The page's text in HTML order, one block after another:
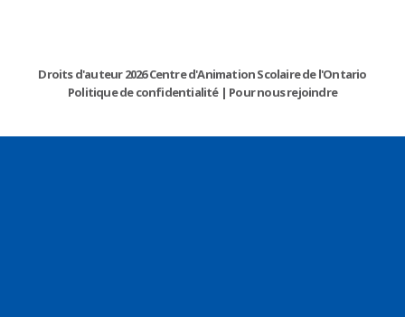
Droits d'auteur 2026 Centre d'Animation Scolaire de l'Ontario
Politique de confidentialité| Pour nous rejoindre